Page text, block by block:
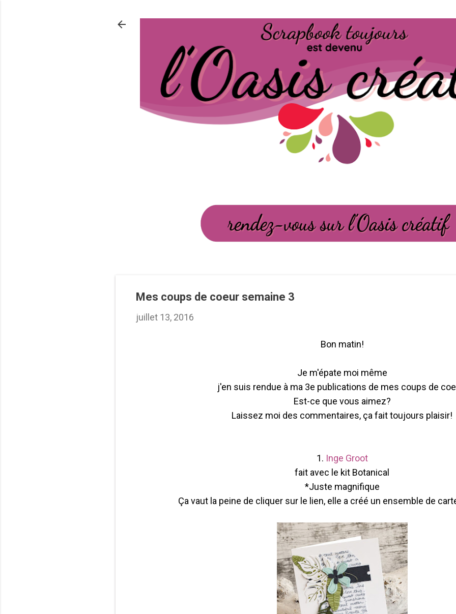
Mes coups de coeur semaine 3
juillet 13, 2016
Bon matin!
Je m'épate moi même
j'en suis rendue à ma 3e publications de mes coups de
Est-ce que vous aimez?
Laissez moi des commentaires, ça fait toujours plaisir!
1. Inge Groot
fait avec le kit Botanical
*Juste magnifique
Ça vaut la peine de cliquer sur le lien, elle a créé un ensemble de